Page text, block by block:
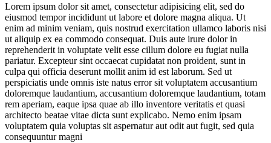
Lorem ipsum dolor sit amet, consectetur adipisicing elit, sed do
eiusmod tempor incididunt ut labore et dolore magna aliqua. Ut
enim ad minim veniam, quis nostrud exercitation ullamco laboris nisi
ut aliquip ex ea commodo consequat. Duis aute irure dolor in
reprehenderit in voluptate velit esse cillum dolore eu fugiat nulla
pariatur. Excepteur sint occaecat cupidatat non proident, sunt in
culpa qui officia deserunt mollit anim id est laborum. Sed ut
perspiciatis unde omnis iste natus error sit voluptatem accusantium
doloremque laudantium, accusantium doloremque laudantium, totam
rem aperiam, eaque ipsa quae ab illo inventore veritatis et quasi
architecto beatae vitae dicta sunt explicabo. Nemo enim ipsam
voluptatem quia voluptas sit aspernatur aut odit aut fugit, sed quia
consequuntur magni